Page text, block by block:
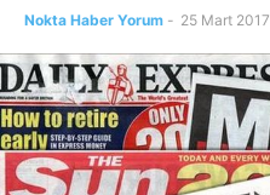
Nokta Haber Yorum - 25 Mart 2017